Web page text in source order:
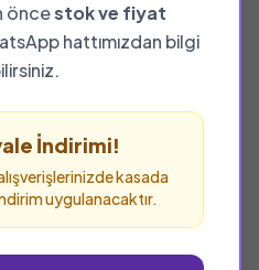
öncestok ve fiyat
hattımızdan bilgi
İndirimi!
kasada
uygulanacaktır.
Yayınları
yayınevine ait tüm
ve güvenle